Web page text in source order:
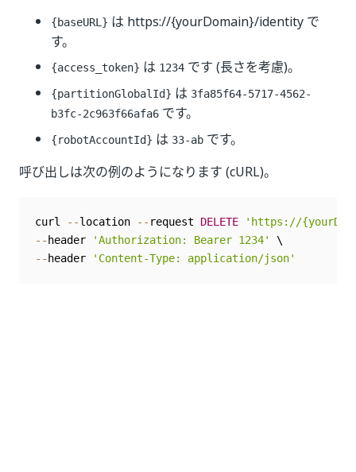
{baseURL} は https://{yourDomain}/identity で
す。
{access_token} は 1234 です (長さを考慮)。
{partitionGlobalId} は 3fa85f64-5717-4562-
b3fc-2c963f66afa6 です。
{robotAccountId} は 33-ab です。
呼び出しは次の例のようになります (cURL)。
curl --location -- request DELETE
'https://
-- header 'Authorization: Bearer 1234'
-- header 'Content-Type: application/json'